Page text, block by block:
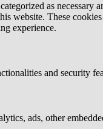
as necessary
website. These
experience.
and security
ads, other